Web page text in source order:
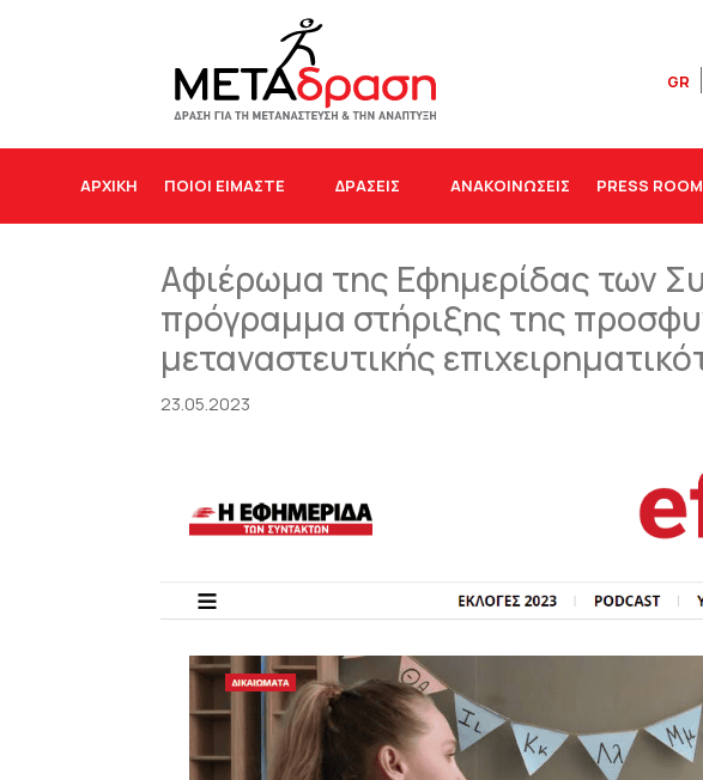
GR
ΑΡΧΙΚΉ ΠΟΙΟΙ ΕΙΜΑΣΤΕ ΔΡΆΣΕΙΣ ΑΝΑΚΟΙΝΩΣΕΙΣ PRESS ROOM
Αφιέρωμα της Εφημερίδας των
πρόγραμμα στήριξης της
μεταναστευτικής
23.05.2023